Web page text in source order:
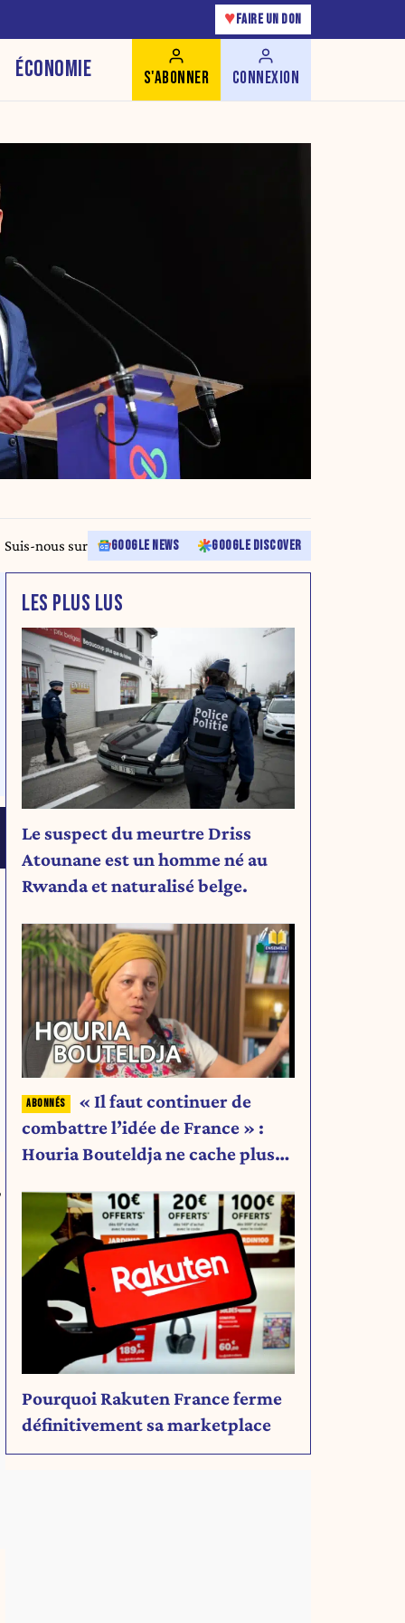
♥ FAIRE UN DON
ÉCONOMIE S'ABONNER CONNEXION
Suis-nous sur GOOGLE NEWS GOOGLE DISCOVER
LES PLUS LUS
Le suspect du meurtre Driss
Atounane est un homme né au
Rwanda et naturalisé belge.
« Il faut continuer de
combattre l’idée de France » :
Houria Bouteldja ne cache plus
Pourquoi Rakuten France ferme
définitivement sa marketplace